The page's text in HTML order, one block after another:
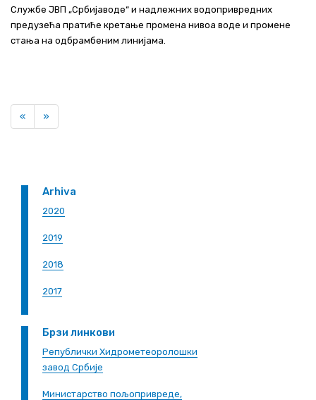
Службе ЈВП „Србијаводе“ и надлежних водопривредних
предузећа пратиће кретање промена нивоа воде и промене
стања на одбрамбеним линијама.
«Previous
»
Arhiva
2020
2019
2018
2017
Брзи линкови
Републички Хидрометеоролошки
завод Србије
Министарство пољопривреде,